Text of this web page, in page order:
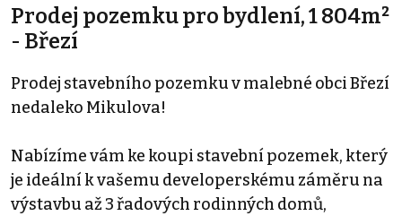
Prodej pozemku pro bydlení, 1 804m²
- Březí
Prodej stavebního pozemku v malebné obci Březí
nedaleko Mikulova!
Nabízíme vám ke koupi stavební pozemek, který
je ideální k vašemu developerskému záměru na
výstavbu až 3 řadových rodinných domů,